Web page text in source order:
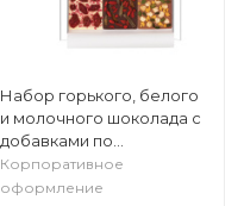
Набор горького, белого
и молочного шоколада с
добавками по
индивидуальному заказу
Корпоративное
оформление